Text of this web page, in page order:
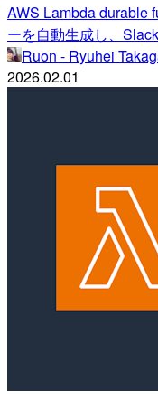
AWS Lambda durable
ーを自動生成し、
Ruon - Ryuhei
2026.02.01